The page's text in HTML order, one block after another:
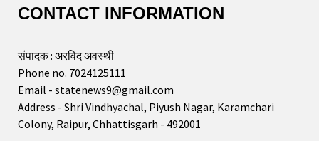
CONTACT INFORMATION
संपादक : अरविंद अवस्थी
Phone no. 7024125111
Email - statenews9@gmail.com
Address - Shri Vindhyachal, Piyush Nagar, Karamchari
Colony, Raipur, Chhattisgarh - 492001